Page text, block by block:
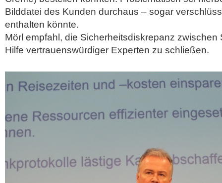
Bilddatei des Kunden durchaus – sogar
enthalten könnte.
Mörl empfahl, die Sicherheitsdiskrepanz zwischen
Hilfe vertrauenswürdiger Experten zu schließen.